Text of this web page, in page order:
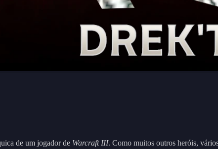
de um jogador de Warcraft III. Como muitos outros heróis,